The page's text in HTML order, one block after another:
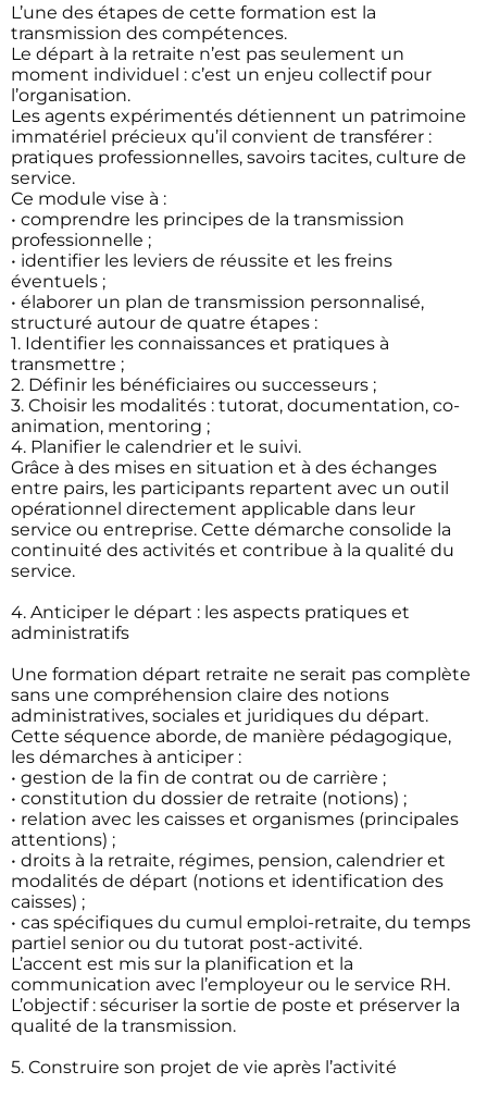
L’une des étapes de cette formation est la
transmission des compétences.
Le départ à la retraite n’est pas seulement un
moment individuel : c’est un enjeu collectif pour
l’organisation.
Les agents expérimentés détiennent un patrimoine
immatériel précieux qu’il convient de transférer :
pratiques professionnelles, savoirs tacites, culture de
service.
Ce module vise à :
• comprendre les principes de la transmission
professionnelle ;
• identifier les leviers de réussite et les freins
éventuels ;
• élaborer un plan de transmission personnalisé,
structuré autour de quatre étapes :
1. Identifier les connaissances et pratiques à
transmettre ;
2. Définir les bénéficiaires ou successeurs ;
3. Choisir les modalités : tutorat, documentation, co-
animation, mentoring ;
4. Planifier le calendrier et le suivi.
Grâce à des mises en situation et à des échanges
entre pairs, les participants repartent avec un outil
opérationnel directement applicable dans leur
service ou entreprise. Cette démarche consolide la
continuité des activités et contribue à la qualité du
service.
4. Anticiper le départ : les aspects pratiques et
administratifs
Une formation départ retraite ne serait pas complète
sans une compréhension claire des notions
administratives, sociales et juridiques du départ.
Cette séquence aborde, de manière pédagogique,
les démarches à anticiper :
• gestion de la fin de contrat ou de carrière ;
• constitution du dossier de retraite (notions) ;
• relation avec les caisses et organismes (principales
attentions) ;
• droits à la retraite, régimes, pension, calendrier et
modalités de départ (notions et identification des
caisses) ;
• cas spécifiques du cumul emploi-retraite, du temps
partiel senior ou du tutorat post-activité.
L’accent est mis sur la planification et la
communication avec l’employeur ou le service RH.
L’objectif : sécuriser la sortie de poste et préserver la
qualité de la transmission.
5. Construire son projet de vie après l’activité